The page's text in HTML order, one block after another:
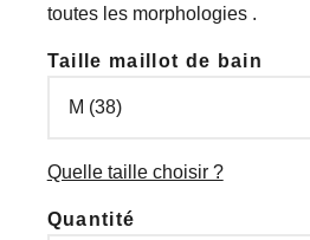
toutes les morphologies .
Taille maillot de bain
Quelle taille choisir ?
Quantité